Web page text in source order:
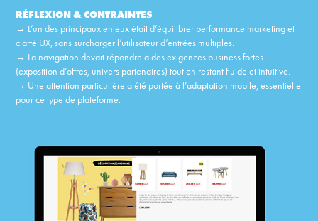
RÉFLEXION & CONTRAINTES
→ L’un des principaux enjeux était d’équilibrer performance marketing et
clarté UX, sans surcharger l’utilisateur d’entrées multiples.
→ La navigation devait répondre à des exigences business fortes
(exposition d’offres, univers partenaires) tout en restant fluide et intuitive.
→ Une attention particulière a été portée à l’adaptation mobile, essentielle
pour ce type de plateforme.